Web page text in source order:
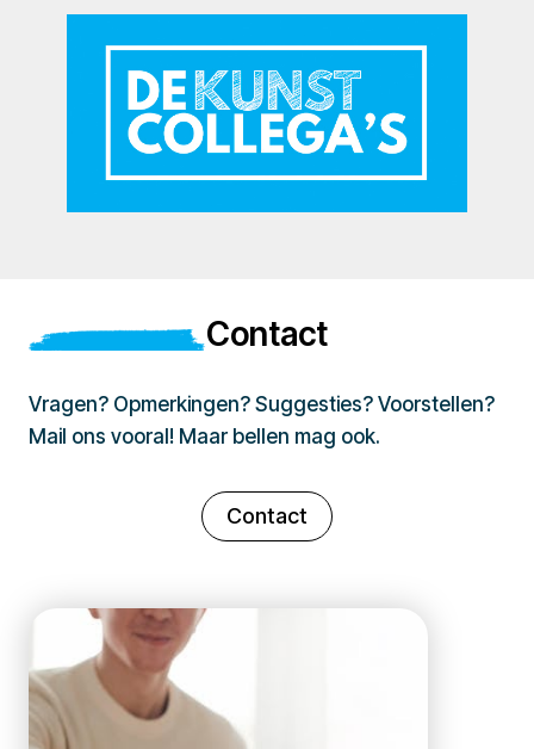
Contact
Vragen? Opmerkingen? Suggesties? Voorstellen?
Mail ons vooral! Maar bellen mag ook.
Contact